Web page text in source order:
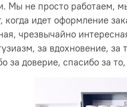
Мы не просто работаем,
когда идет оформление
чрезвычайно
за вдохновение, за
за доверие, спасибо за